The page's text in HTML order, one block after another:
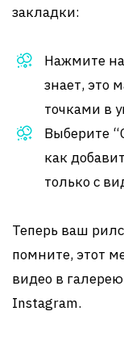
закладки:
Нажмите на
знает, это
точками в
Выберите
как
только с
Теперь ваш
помните, этот
видео в
Instagram.